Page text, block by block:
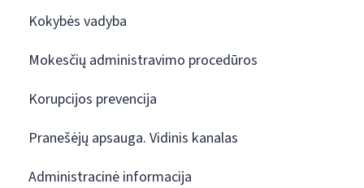
Kokybės vadyba
Mokesčių administravimo procedūros
Korupcijos prevencija
Pranešėjų apsauga. Vidinis kanalas
Administracinė informacija